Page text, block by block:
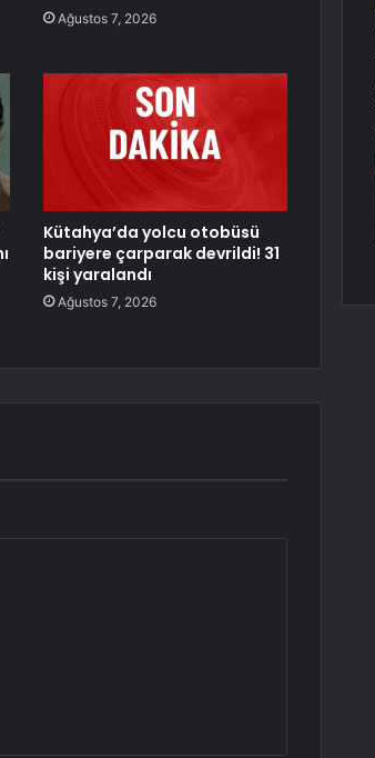
Ağustos 7, 2026
Kütahya’da yolcu otobüsü
bariyere çarparak devrildi! 31
kişi yaralandı
Ağustos 7, 2026